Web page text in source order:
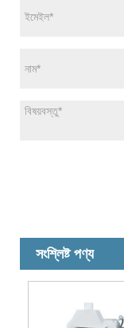
সংশ্লিষ্ট পণ্য